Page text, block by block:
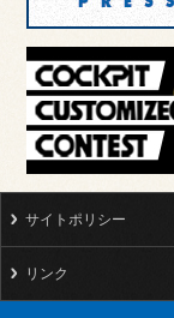
サイトポリシー
リンク